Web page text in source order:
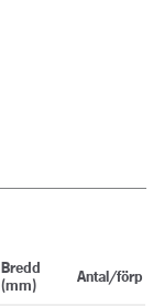
Bredd
(mm)
Antal/förp